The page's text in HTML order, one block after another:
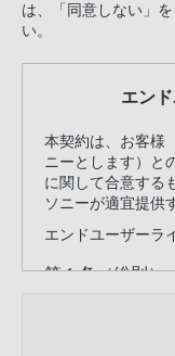
は、「同意しない」
い。
エン
本契約は、お客様
ニーとします）と
に関して合意する
ソニーが適宜提供
エンドユーザーラ
第１条（総則）
ソニーは、本ソ
能な使用権を使